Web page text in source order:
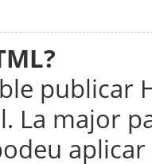
publicar
La major